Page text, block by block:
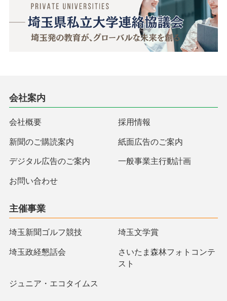
会社案内
会社概要 採用情報
新聞のご購読案内 紙面広告のご案内
デジタル広告のご案内 一般事業主行動計画
お問い合わせ
主催事業
埼玉新聞ゴルフ競技 埼玉文学賞
埼玉政経懇話会
さいたま森林フォトコンテ
スト
ジュニア・エコタイムス